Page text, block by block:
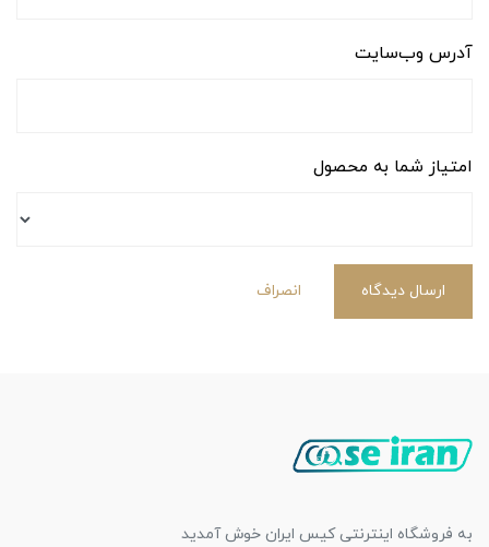
آدرس وب‌سایت
امتیاز شما به محصول
ارسال دیدگاه انصراف
به فروشگاه اینترنتی کیس ایران خوش آمدید